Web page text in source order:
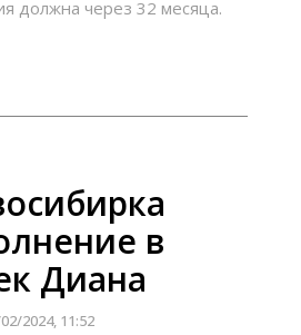
должна через 32 месяца.
в
Диана
2024, 11:52